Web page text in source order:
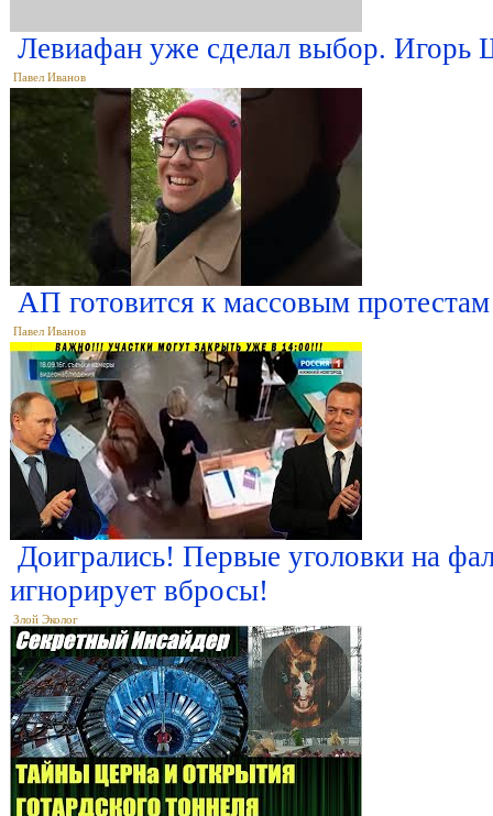
Левиафан уже сделал выбор. Игорь
Павел Иванов
АП готовится к массовым
Павел Иванов
Доигрались! Первые уголовки на
игнорирует вбросы!
Злой Эколог